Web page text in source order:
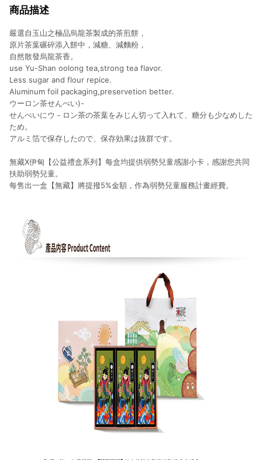
商品描述
嚴選自玉山之極品烏龍茶製成的茶煎餅，
原片茶葉碾碎添入餅中，減糖、減麵粉，
自然散發烏龍茶香。
use Yu-Shan oolong tea,strong tea flavor.
Less sugar and flour repice.
Aluminum foil packaging,preservetion better.
ウーロン茶せんべい)-
せんべいにウ－ロン茶の茶葉をみじん切って入れて、糖分も少なめした
ため。
アルミ箔で保存したので、保存効果は抜群です。
無藏X伊甸【公益禮盒系列】每盒均提供弱勢兒童感謝小卡，感謝您共同
扶助弱勢兒童。
每售出一盒【無藏】將提撥5%金額，作為弱勢兒童服務計畫經費。